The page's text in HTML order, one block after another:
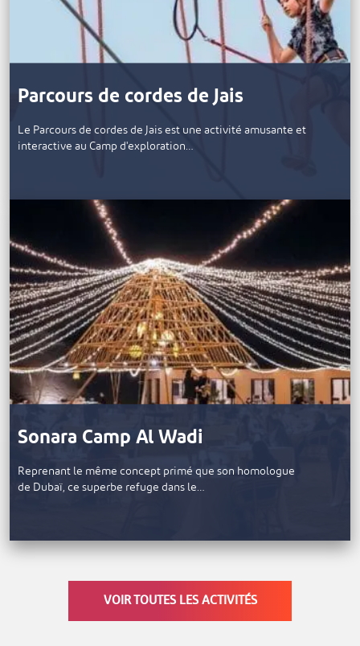
Parcours de cordes de Jais
Le Parcours de cordes de Jais est une activité amusante et
interactive au Camp d'exploration…
Sonara Camp Al Wadi
Reprenant le même concept primé que son homologue
de Dubaï, ce superbe refuge dans le…
VOIR TOUTES LES ACTIVITÉS